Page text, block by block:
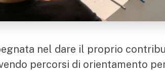
nel dare il proprio
percorsi di orientamento